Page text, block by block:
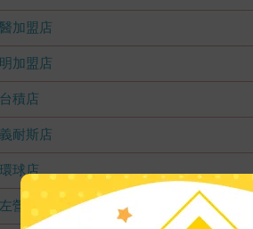
加盟店
加盟店
台積店
耐斯店
環球店
左營店